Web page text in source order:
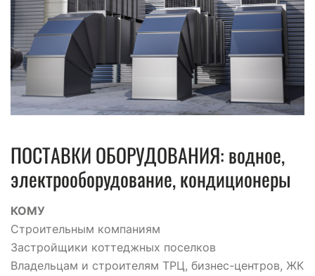
ПОСТАВКИ ОБОРУДОВАНИЯ: водное,
электрооборудование, кондиционеры
КОМУ
Строительным компаниям
Застройщики коттеджных поселков
Владельцам и строителям ТРЦ, бизнес-центров, ЖК